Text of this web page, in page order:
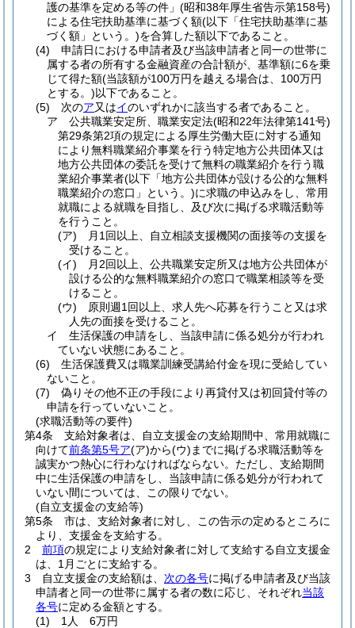
護の基準を定める等の件」 (昭和38年厚生省告示第158号)
による住宅扶助基準に基づく額(以下「住宅扶助基準に基
づく額」という。)を合算した額以下であること。
(4)
申請日における申請者及び当該申請者と同一の世帯に
属する者の所有する金融資産の合計額が、基準額に6を乗
じて得た額(当該額が100万円を越える場合は、100万円
とする。)以下であること。
(5)
次のア又はイのいずれかに該当する者であること。
ア
公共職業安定所、職業安定法(昭和22年法律第141号)
第29条第2項の規定による厚生労働大臣に対する通知
により無料職業紹介事業を行う特定地方公共団体又は
地方公共団体の委託を受けて無料の職業紹介を行う職
業紹介事業者(以下「地方公共団体が設ける公的な無料
職業紹介の窓口」という。)に求職の申込みをし、常用
就職による就職を目指し、及び次に掲げる求職活動等
を行うこと。
(ア)
月1回以上、自立相談支援機関の面接等の支援を
受けること。
(イ)
月2回以上、公共職業安定所又は地方公共団体が
設ける公的な無料職業紹介の窓口で職業相談等を受
けること。
(ウ)
原則週1回以上、求人先へ応募を行うこと又は求
人先の面接を受けること。
イ
生活保護の申請をし、当該申請に係る処分が行われ
ていない状態にあること。
(6)
生活保護費又は職業訓練受講給付金を現に受給してい
ないこと。
(7)
偽りその他不正の手段により再貸付又は初回貸付等の
申請を行っていないこと。
(求職活動等の要件)
第4条
支給対象者は、自立支援金の支給期間中、常用就職に
向けて前条第5号ア(ア)から(ウ) までに掲げる求職活動等を
誠実かつ熱心に行わなければならない。 ただし、支給期間
中に生活保護の申請をし、当該申請に係る処分が行われて
いない間については、この限りでない。
(自立支援金の支給等)
第5条
市は、支給対象者に対し、この告示の定めるところに
より、支援金を支給する。
2
前項の規定により支給対象者に対して支給する自立支援金
は、1月ごとに支給する。
3
自立支援金の支給額は、 次の各号に掲げる申請者及び当該
申請者と同一の世帯に属する者の数に応じ、それぞれ当該
各号に定める金額とする。
(1)
1人 6万円